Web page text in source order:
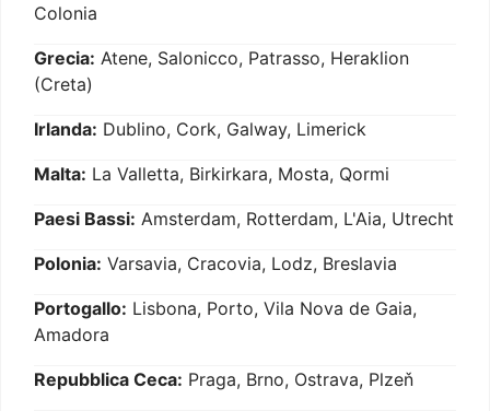
Colonia
Grecia: Atene, Salonicco, Patrasso, Heraklion
(Creta)
Irlanda: Dublino, Cork, Galway, Limerick
Malta: La Valletta, Birkirkara, Mosta, Qormi
Paesi Bassi: Amsterdam, Rotterdam, L'Aia, Utrecht
Polonia: Varsavia, Cracovia, Lodz, Breslavia
Portogallo: Lisbona, Porto, Vila Nova de Gaia,
Amadora
Repubblica Ceca: Praga, Brno, Ostrava, Plzeň